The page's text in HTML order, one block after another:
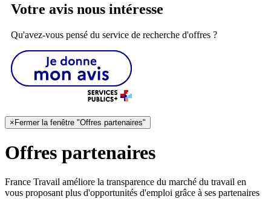
Votre avis nous intéresse
Qu'avez-vous pensé du service de recherche d'offres ?
×Fermer la fenêtre "Offres partenaires"
Offres partenaires
France Travail améliore la transparence du marché du travail en
vous proposant plus d'opportunités d'emploi grâce à ses partenaires